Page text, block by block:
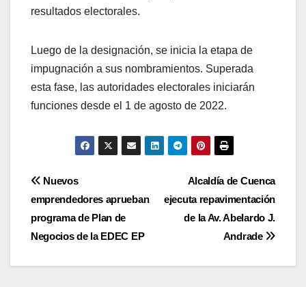
resultados electorales.
Luego de la designación, se inicia la etapa de
impugnación a sus nombramientos. Superada
esta fase, las autoridades electorales iniciarán
funciones desde el 1 de agosto de 2022.
Navegación
de
entradas
Alcaldía de Cuenca
ejecuta repavimentación
de la Av. Abelardo J.
Andrade
Nuevos
emprendedores aprueban
programa de Plan de
Negocios de la EDEC EP